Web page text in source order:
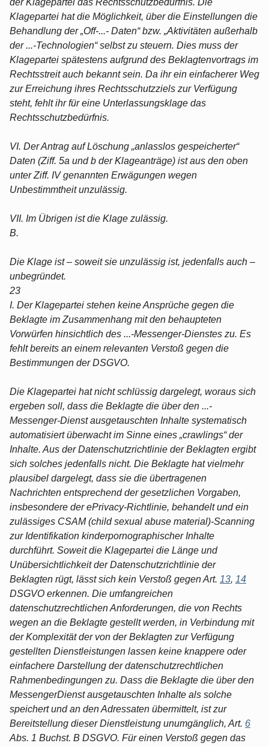
der Klagepartei das Rechtsschutzbedürfnis. Die
Klagepartei hat die Möglichkeit, über die Einstellungen die
Behandlung der „Off-...- Daten“ bzw. „Aktivitäten außerhalb
der ...-Technologien“ selbst zu steuern. Dies muss der
Klagepartei spätestens aufgrund des Beklagtenvortrags im
Rechtsstreit auch bekannt sein. Da ihr ein einfacherer Weg
zur Erreichung ihres Rechtsschutzziels zur Verfügung
steht, fehlt ihr für eine Unterlassungsklage das
Rechtsschutzbedürfnis.
VI. Der Antrag auf Löschung „anlasslos gespeicherter“
Daten (Ziff. 5a und b der Klageanträge) ist aus den oben
unter Ziff. IV genannten Erwägungen wegen
Unbestimmtheit unzulässig.
VII. Im Übrigen ist die Klage zulässig.
B.
Die Klage ist – soweit sie unzulässig ist, jedenfalls auch –
unbegründet.
23
I. Der Klagepartei stehen keine Ansprüche gegen die
Beklagte im Zusammenhang mit den behaupteten
Vorwürfen hinsichtlich des ...-Messenger-Dienstes zu. Es
fehlt bereits an einem relevanten Verstoß gegen die
Bestimmungen der DSGVO.
Die Klagepartei hat nicht schlüssig dargelegt, woraus sich
ergeben soll, dass die Beklagte die über den ...-
Messenger-Dienst ausgetauschten Inhalte systematisch
automatisiert überwacht im Sinne eines „crawlings“ der
Inhalte. Aus der Datenschutzrichtlinie der Beklagten ergibt
sich solches jedenfalls nicht. Die Beklagte hat vielmehr
plausibel dargelegt, dass sie die übertragenen
Nachrichten entsprechend der gesetzlichen Vorgaben,
insbesondere der ePrivacy-Richtlinie, behandelt und ein
zulässiges CSAM (child sexual abuse material)-Scanning
zur Identifikation kinderpornographischer Inhalte
durchführt. Soweit die Klagepartei die Länge und
Unübersichtlichkeit der Datenschutzrichtlinie der
Beklagten rügt, lässt sich kein Verstoß gegen Art. 13, 14
DSGVO erkennen. Die umfangreichen
datenschutzrechtlichen Anforderungen, die von Rechts
wegen an die Beklagte gestellt werden, in Verbindung mit
der Komplexität der von der Beklagten zur Verfügung
gestellten Dienstleistungen lassen keine knappere oder
einfachere Darstellung der datenschutzrechtlichen
Rahmenbedingungen zu. Dass die Beklagte die über den
MessengerDienst ausgetauschten Inhalte als solche
speichert und an den Adressaten übermittelt, ist zur
Bereitstellung dieser Dienstleistung unumgänglich, Art. 6
Abs. 1 Buchst. B DSGVO. Für einen Verstoß gegen das